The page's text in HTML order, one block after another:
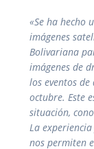
«Se ha hecho
imágenes
Bolivariana
imágenes de
los eventos
octubre. Este
situación,
La
nos permiten